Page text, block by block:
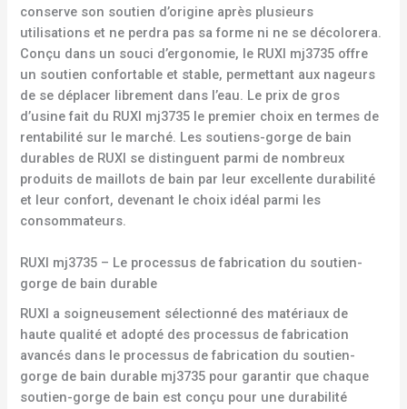
conserve son soutien d’origine après plusieurs
utilisations et ne perdra pas sa forme ni ne se décolorera.
Conçu dans un souci d’ergonomie, le RUXI mj3735 offre
un soutien confortable et stable, permettant aux nageurs
de se déplacer librement dans l’eau. Le prix de gros
d’usine fait du RUXI mj3735 le premier choix en termes de
rentabilité sur le marché. Les soutiens-gorge de bain
durables de RUXI se distinguent parmi de nombreux
produits de maillots de bain par leur excellente durabilité
et leur confort, devenant le choix idéal parmi les
consommateurs.
RUXI mj3735 – Le processus de fabrication du soutien-
gorge de bain durable
RUXI a soigneusement sélectionné des matériaux de
haute qualité et adopté des processus de fabrication
avancés dans le processus de fabrication du soutien-
gorge de bain durable mj3735 pour garantir que chaque
soutien-gorge de bain est conçu pour une durabilité